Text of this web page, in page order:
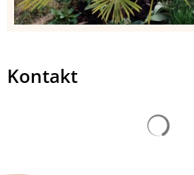
Kontakt